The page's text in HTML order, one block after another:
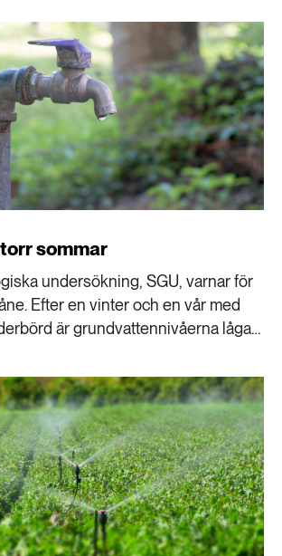
sommar
undersökning, SGU, varnar för
Efter en vinter och en vår med
är grundvattennivåerna låga